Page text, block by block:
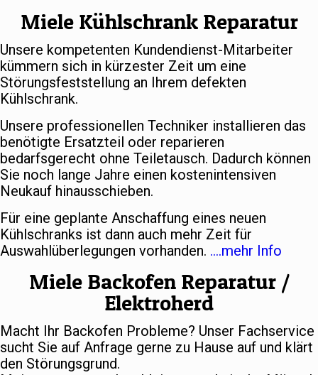
Miele Kühlschrank Reparatur
Unsere kompetenten Kundendienst-Mitarbeiter
kümmern sich in kürzester Zeit um eine
Störungsfeststellung an Ihrem defekten
Kühlschrank.
Unsere professionellen Techniker installieren das
benötigte Ersatzteil oder reparieren
bedarfsgerecht ohne Teiletausch. Dadurch können
Sie noch lange Jahre einen kostenintensiven
Neukauf hinausschieben.
Für eine geplante Anschaffung eines neuen
Kühlschranks ist dann auch mehr Zeit für
Auswahlüberlegungen vorhanden. ….mehr Info
Miele Backofen Reparatur /
Elektroherd
Macht Ihr Backofen Probleme? Unser Fachservice
sucht Sie auf Anfrage gerne zu Hause auf und klärt
den Störungsgrund.